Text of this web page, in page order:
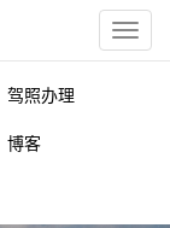
驾照办理
博客